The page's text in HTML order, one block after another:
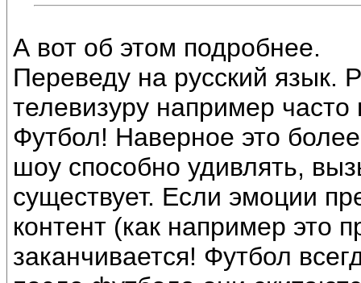
А вот об этом подробнее.
Переведу на русский
телевизуру например
Футбол! Наверное это
шоу способно удивлять,
существует. Если эмоции
контент (как например это
заканчивается! Футбол